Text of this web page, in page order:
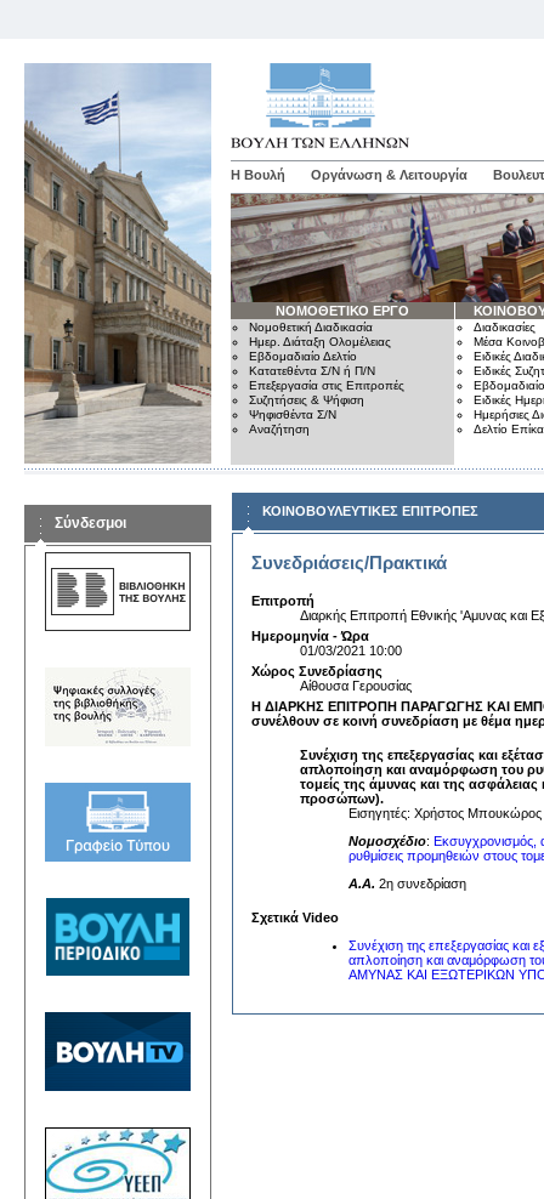
Η Βουλή Οργάνωση & Λειτουργία
ΝΟΜΟΘΕΤΙΚΟ ΕΡΓΟ
Νομοθετική Διαδικασία
Ημερ. Διάταξη Ολομέλειας
Εβδομαδιαίο Δελτίο
Κατατεθέντα Σ/Ν ή Π/Ν
Επεξεργασία στις Επιτροπές
Συζητήσεις & Ψήφιση
Ψηφισθέντα Σ/Ν
Αναζήτηση
Διαδικασίες
Μέσα
Ειδικές
Ειδικές
Εβδομαδιαίο
Ειδικές
Ημερήσιες
Δελτίο
Σύνδεσμοι
ΚΟΙΝΟΒΟΥΛΕΥΤΙΚΕΣ ΕΠΙΤΡΟΠΕΣ
Συνεδριάσεις/Πρακτικά
Επιτροπή
Διαρκής Επιτροπή Εθνικής 'Αμυνας και
Ημερομηνία - Ώρα
01/03/2021 10:00
Χώρος Συνεδρίασης
Αίθουσα Γερουσίας
Η ΔΙΑΡΚΗΣ ΕΠΙΤΡΟΠΗ ΠΑΡΑΓΩΓΗΣ ΚΑΙ
συνέλθουν σε κοινή συνεδρίαση με θέμα
Συνέχιση της επεξεργασίας και
απλοποίηση και αναμόρφωση του
τομείς της άμυνας και της
προσώπων).
Εισηγητές: Χρήστος
Νομοσχέδιο: Εκσυγχρονισμός,
ρυθμίσεις προμηθειών στους
A.A. 2η συνεδρίαση
Σχετικά Video
Συνέχιση της επεξεργασίας
απλοποίηση και
ΑΜΥΝΑΣ ΚΑΙ ΕΞΩΤΕΡΙΚΩΝ